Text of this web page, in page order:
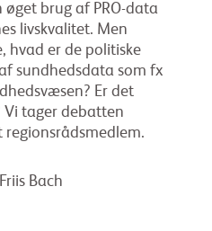
øget brug af PRO-data
livskvalitet. Men
hvad er de politiske
sundhedsdata som fx
Er det
Vi tager debatten
Bach